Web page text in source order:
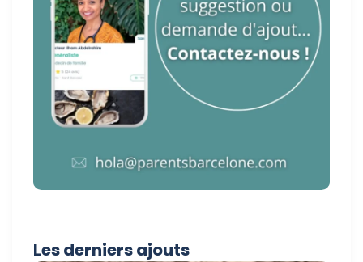
Les derniers ajouts